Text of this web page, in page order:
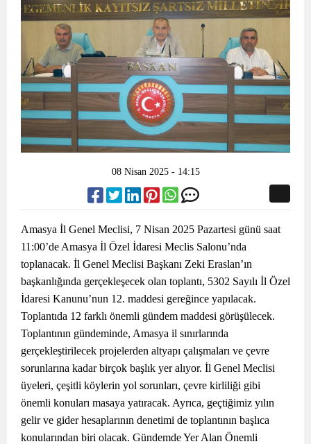
08 Nisan 2025 - 14:15
Amasya İl Genel Meclisi, 7 Nisan 2025 Pazartesi günü saat
11:00’de Amasya İl Özel İdaresi Meclis Salonu’nda
toplanacak. İl Genel Meclisi Başkanı Zeki Eraslan’ın
başkanlığında gerçekleşecek olan toplantı, 5302 Sayılı İl Özel
İdaresi Kanunu’nun 12. maddesi gereğince yapılacak.
Toplantıda 12 farklı önemli gündem maddesi görüşülecek.
Toplantının gündeminde, Amasya il sınırlarında
gerçekleştirilecek projelerden altyapı çalışmaları ve çevre
sorunlarına kadar birçok başlık yer alıyor. İl Genel Meclisi
üyeleri, çeşitli köylerin yol sorunları, çevre kirliliği gibi
önemli konuları masaya yatıracak. Ayrıca, geçtiğimiz yılın
gelir ve gider hesaplarının denetimi de toplantının başlıca
konularından biri olacak. Gündemde Yer Alan Önemli